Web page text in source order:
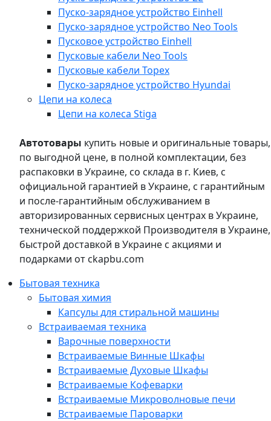
Пуско-зарядное устройство Einhell
Пуско-зарядное устройство Neo Tools
Пусковое устройство Einhell
Пусковые кабели Neo Tools
Пусковые кабели Topex
Пуско-зарядное устройство Hyundai
Цепи на колеса
Цепи на колеса Stiga
Автотовары купить новые и оригинальные товары,
по выгодной цене, в полной комплектации, без
распаковки в Украине, со склада в г. Киев, с
официальной гарантией в Украине, с гарантийным
и после-гарантийным обслуживанием в
авторизированных сервисных центрах в Украине,
технической поддержкой Производителя в Украине,
быстрой доставкой в Украине с акциями и
подарками от ckapbu.com
Бытовая техника
Бытовая химия
Капсулы для стиральной машины
Встраиваемая техника
Варочные поверхности
Встраиваемые Винные Шкафы
Встраиваемые Духовые Шкафы
Встраиваемые Кофеварки
Встраиваемые Микроволновые печи
Встраиваемые Пароварки